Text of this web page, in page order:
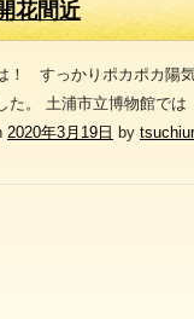
花間近
！ すっかりポカポカ陽
た。 土浦市立博物館で
2020年3月19日 by